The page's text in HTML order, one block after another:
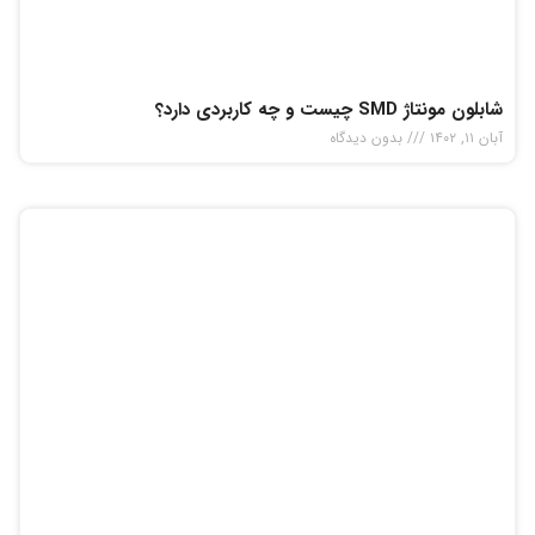
شابلون مونتاژ SMD چیست و چه کاربردی دارد؟
آبان ۱۱, ۱۴۰۲ بدون دیدگاه